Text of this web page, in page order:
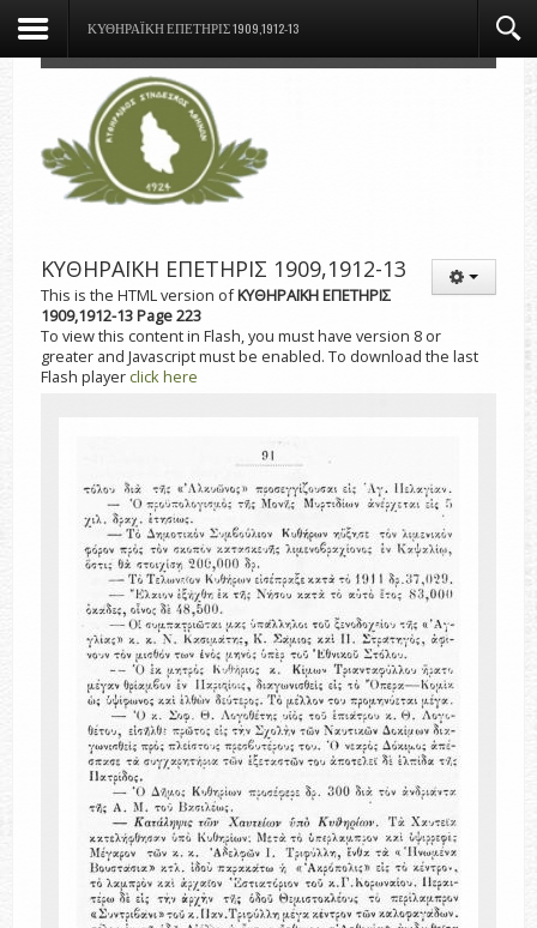
ΚΥΘΗΡΑΪΚΗ ΕΠΕΤΗΡΙΣ 1909,1912-13
ΚΥΘΗΡΑΪΚΗ ΕΠΕΤΗΡΙΣ 1909,1912-13
This is the HTML version ofΚΥΘΗΡΑΪΚΗ ΕΠΕΤΗΡΙΣ
1909,1912-13 Page 223
To view this content in Flash, you must have version 8 or
greater and Javascript must be enabled. To download the last
Flash player click here